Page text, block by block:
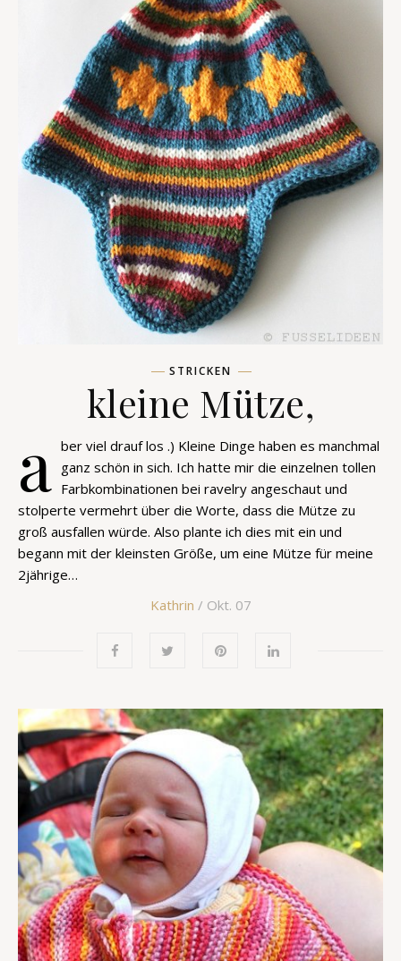
STRICKEN
kleine Mütze,
a ber viel drauf los .) Kleine Dinge haben es manchmal
ganz schön in sich. Ich hatte mir die einzelnen tollen
Farbkombinationen bei ravelry angeschaut und
stolperte vermehrt über die Worte, dass die Mütze zu
groß ausfallen würde. Also plante ich dies mit ein und
begann mit der kleinsten Größe, um eine Mütze für meine
2jährige…
Kathrin / Okt. 07